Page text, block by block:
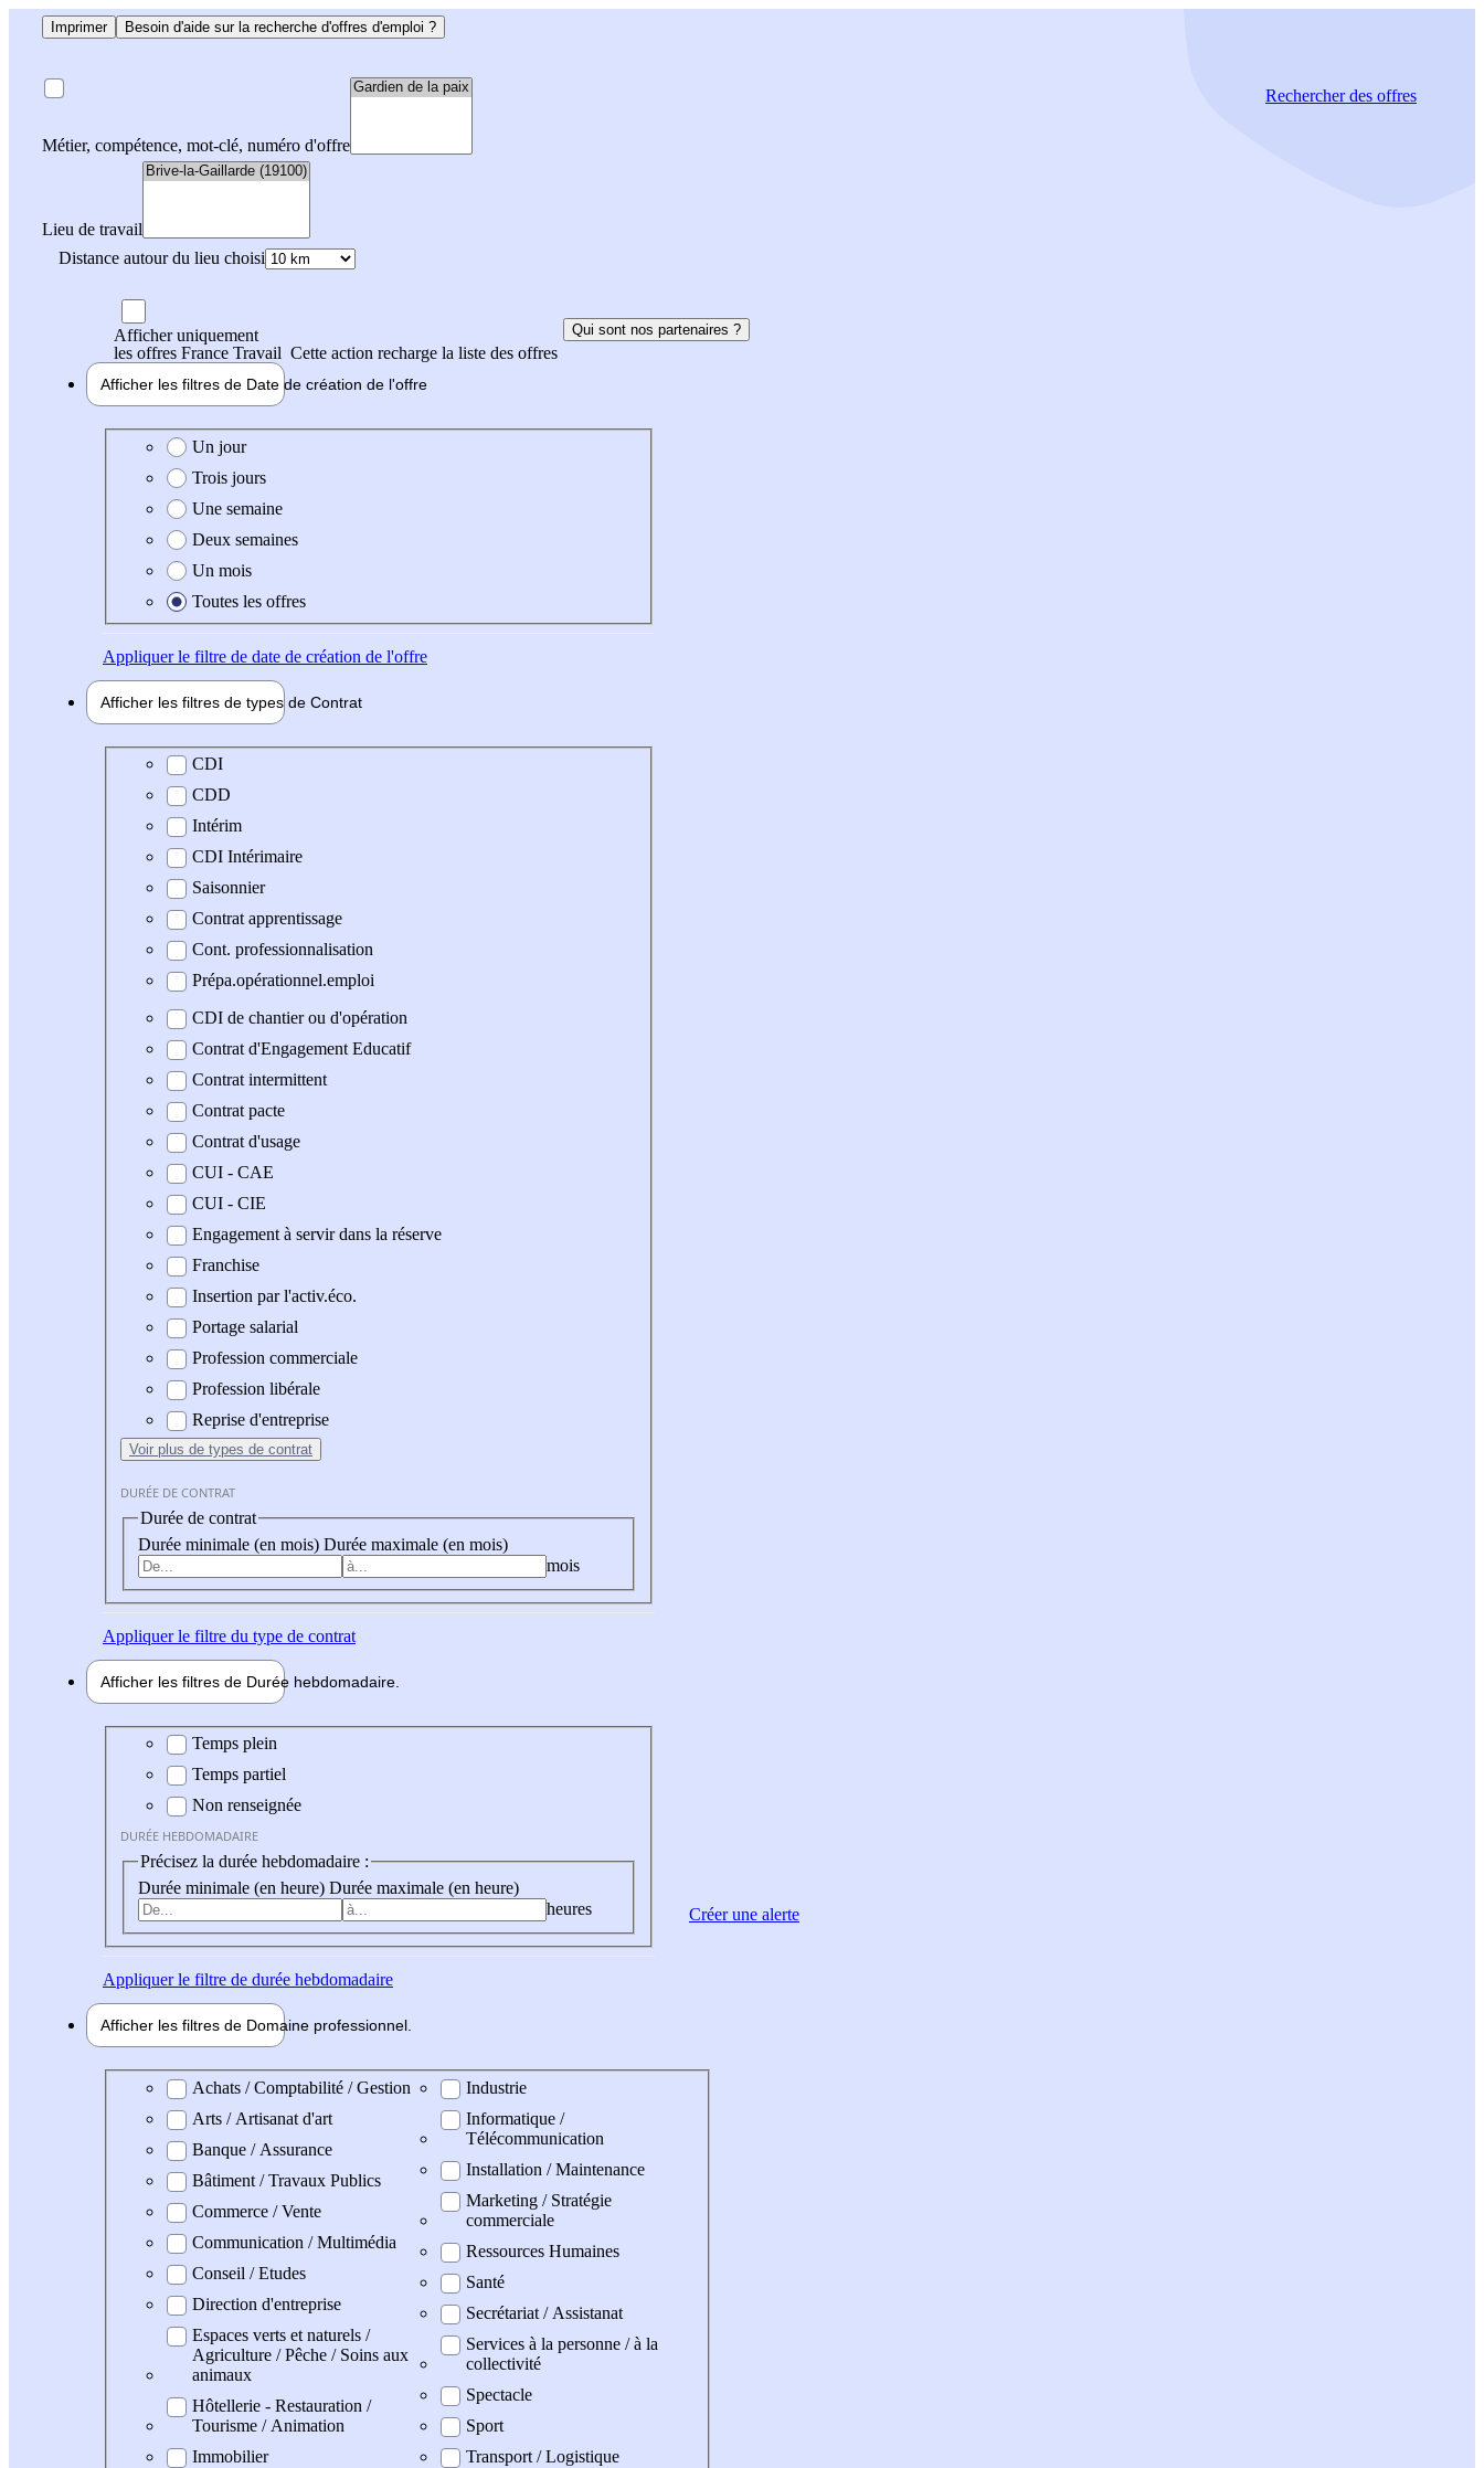
Imprimer Besoin d'aide sur la recherche d'offres d'emploi ?
Métier, compétence, mot-clé, numéro d'offre
Lieu de travail
Distance autour du lieu choisi
Rechercherdes offres
Afficher uniquement
les offres France Travail Cette action recharge la liste des offres
Qui sont nos partenaires ?
Afficher les filtres de Date de création de l'offre
Date de création de l'offre
Un jour
Trois jours
Une semaine
Deux semaines
Un mois
Toutes les offres
Appliquerle filtre de date de création de l'offre
Afficher les filtres de types de Contrat
Type de contrat
CDI
CDD
Intérim
CDI Intérimaire
Saisonnier
Contrat apprentissage
Cont. professionnalisation
Prépa.opérationnel.emploi
CDI de chantier ou d'opération
Contrat d'Engagement Educatif
Contrat intermittent
Contrat pacte
Contrat d'usage
CUI - CAE
CUI - CIE
Engagement à servir dans la réserve
Franchise
Insertion par l'activ.éco.
Portage salarial
Profession commerciale
Profession libérale
Reprise d'entreprise
Voir plus de types de contrat
DURÉE DE CONTRAT
Durée de contrat
Durée minimale (en mois) Durée maximale (en mois)
mois
Appliquerle filtre du type de contrat
Afficher les filtres de Durée hebdomadaire
Durée hebdomadaire
Temps plein
Temps partiel
Non renseignée
DURÉE HEBDOMADAIRE
Précisez la durée hebdomadaire :
Durée minimale (en heure) Durée maximale (en heure)
heures
Appliquerle filtre de durée hebdomadaire
Afficher les filtres de Domaine professionnel
Domaine professionel
Achats / Comptabilité / Gestion
Arts / Artisanat d'art
Banque / Assurance
Bâtiment / Travaux Publics
Commerce / Vente
Communication / Multimédia
Conseil / Etudes
Direction d'entreprise
Espaces verts et naturels /
Agriculture / Pêche / Soins aux
animaux
Hôtellerie - Restauration /
Tourisme / Animation
Immobilier
Industrie
Informatique /
Télécommunication
Installation / Maintenance
Marketing / Stratégie
commerciale
Ressources Humaines
Santé
Secrétariat / Assistanat
Services à la personne / à la
collectivité
Spectacle
Sport
Transport / Logistique
Créer une alerte